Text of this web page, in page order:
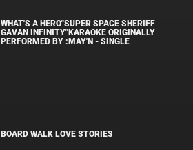
WHAT'S A HERO"SUPER SPACE SHERIFF
GAVAN INFINITY"KARAOKE ORIGINALLY
PERFORMED BY :MAY'N - SINGLE
BOARD WALK LOVE STORIES